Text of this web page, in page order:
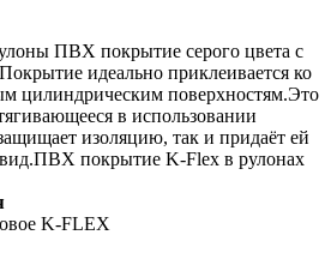
ПВХ покрытие серого цвета с
идеаль­но приклеивается ко
цилинд­рическим поверхностям.Это
в ис­пользовании
изоляцию, так и придаёт ей
покрытие K-Flex в рулонах